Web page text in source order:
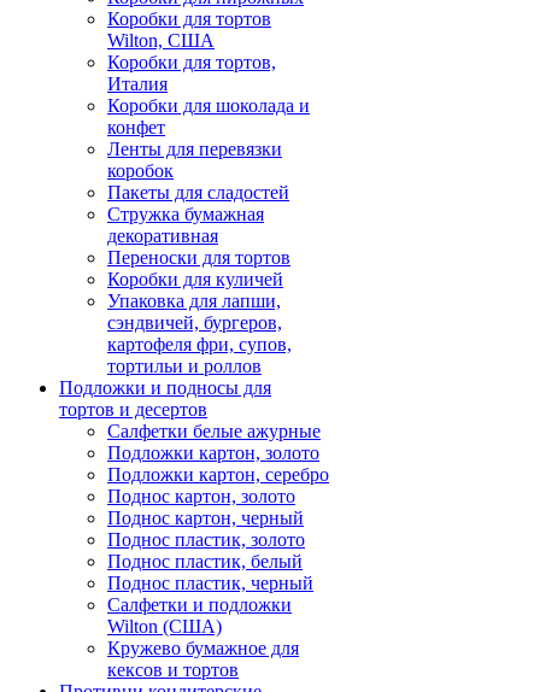
Коробки для тортов
Wilton, США
Коробки для тортов,
Италия
Коробки для шоколада и
конфет
Ленты для перевязки
коробок
Пакеты для сладостей
Стружка бумажная
декоративная
Переноски для тортов
Коробки для куличей
Упаковка для лапши,
сэндвичей, бургеров,
картофеля фри, супов,
тортильи и роллов
Подложки и подносы для
тортов и десертов
Салфетки белые ажурные
Подложки картон, золото
Подложки картон, серебро
Поднос картон, золото
Поднос картон, черный
Поднос пластик, золото
Поднос пластик, белый
Поднос пластик, черный
Салфетки и подложки
Wilton (США)
Кружево бумажное для
кексов и тортов